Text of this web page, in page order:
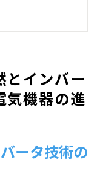
能エネルギー
の進化
ータ技術の事
とインバー
気機器の進
ータ技術の